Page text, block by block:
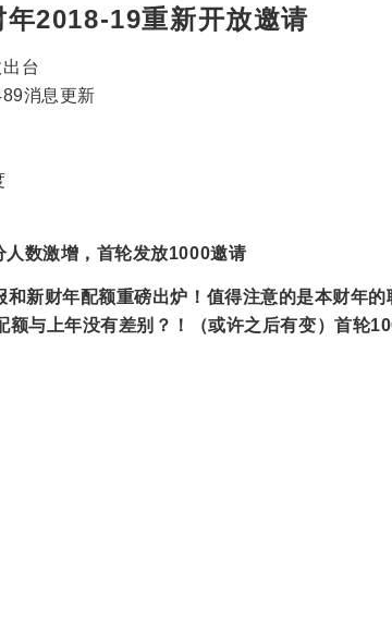
2018-19重新开放邀请
台
消息更新
数激增，首轮发放1000邀请
和新财年配额重磅出炉！ 值得注意的是本财年的
额与上年没有差别？！ （或许之后有变）首轮